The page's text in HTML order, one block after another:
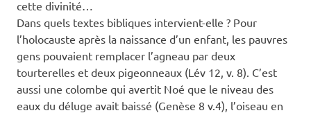
cette divinité…
Dans quels textes bibliques intervient-elle ? Pour
l’holocauste après la naissance d’un enfant, les pauvres
gens pouvaient remplacer l’agneau par deux
tourterelles et deux pigeonneaux (Lév 12, v. 8). C’est
aussi une colombe qui avertit Noé que le niveau des
eaux du déluge avait baissé (Genèse 8 v.4), l’oiseau en